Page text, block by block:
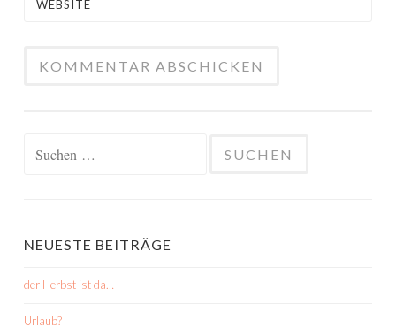
WEBSITE
NEUESTE BEITRÄGE
der Herbst ist da…
Urlaub?